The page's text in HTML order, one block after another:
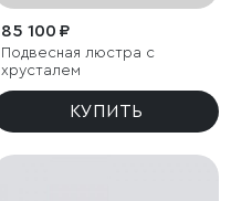
85 100 ₽
Подвесная люстра с
хрусталем
КУПИТЬ